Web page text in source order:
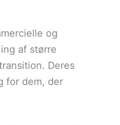
og
af større
Deres
for dem, der